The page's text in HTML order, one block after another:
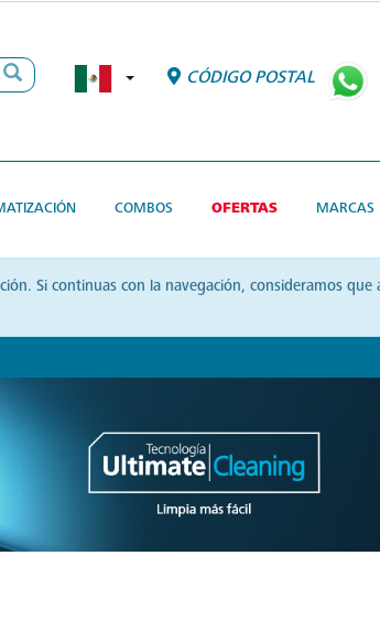
CÓDIGO POSTAL
COMBOS OFERTAS MARCAS
Si continuas con la navegación, consideramos que